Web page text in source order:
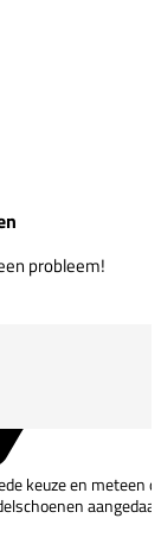
probleem!
keuze en meteen